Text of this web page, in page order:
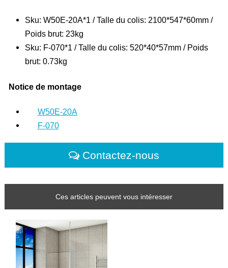
Sku: W50E-20A*1 / Talle du colis: 2100*547*60mm /
Poids brut: 23kg
Sku: F-070*1 / Talle du colis: 520*40*57mm / Poids
brut: 0.73kg
Notice de montage
W50E-20A
F-070
Contactez-nous
Ces articles peuvent vous intéresser